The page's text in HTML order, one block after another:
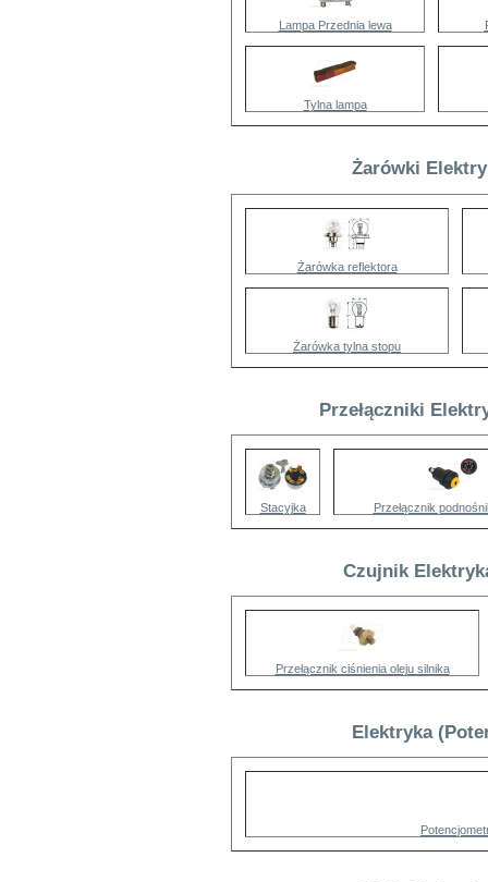
Lampa Przednia lewa
Tylna lampa
Żarówki
Żarówka reflektora
Żarówka tylna stopu
Przełączniki
Stacyjka Przełącznik
Czujnik
Przełącznik ciśnienia oleju silnika
Elektryka